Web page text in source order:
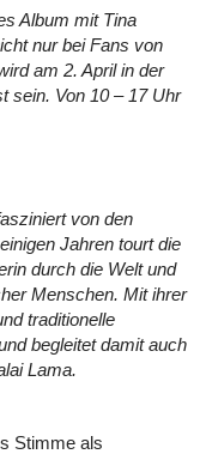
Album mit Tina
nur bei Fans von
am 2. April in der
sein. Von 10 – 17 Uhr
von den
Jahren tourt die
durch die Welt und
Menschen. Mit ihrer
traditionelle
begleitet damit auch
Lama.
Stimme als